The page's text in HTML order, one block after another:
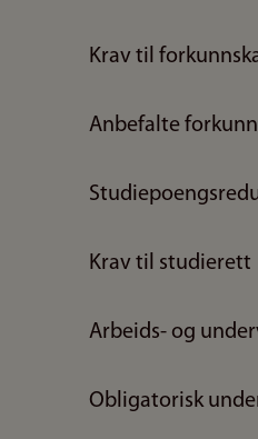
Krav til
Anbefalte
Krav til studierett
Arbeids- og
Obligatorisk